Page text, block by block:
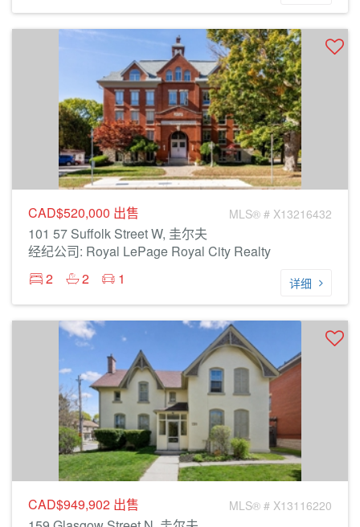
CAD$520,000 出售 MLS® # X13216432
101 57 Suffolk Street W, 圭尔夫
经纪公司: Royal LePage Royal City Realty
2
2 1 详细
CAD$949,902 出售 MLS® # X13116220